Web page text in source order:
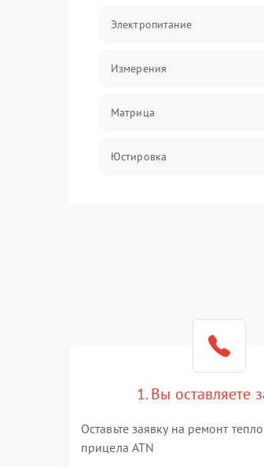
Электропитание
Измерения
Матрица
Юстировка
1. Вы оставляете
Оставьте заявку на ремонт
прицела ATN